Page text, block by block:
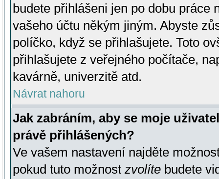
budete přihlášeni jen po dobu práce
vašeho účtu někým jiným. Abyste
políčko, když se přihlašujete. Toto
přihlašujete z veřejného počítače,
kavárně, univerzitě atd.
Návrat nahoru
Jak zabráním, aby se moje
právě přihlášených?
Ve vašem nastavení najděte
pokud tuto možnost zvolíte budete